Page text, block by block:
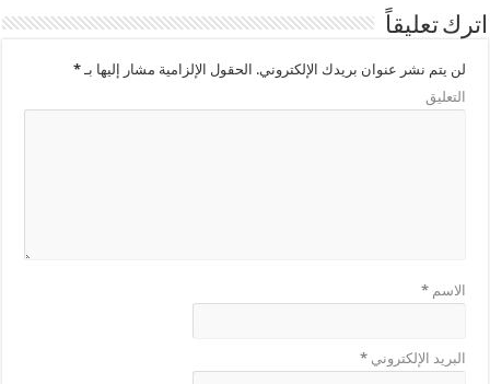
اترك تعليقاً
لن يتم نشر عنوان بريدك الإلكتروني. الحقول الإلزامية مشار إليها بـ*
التعليق
الاسم*
البريد الإلكتروني*